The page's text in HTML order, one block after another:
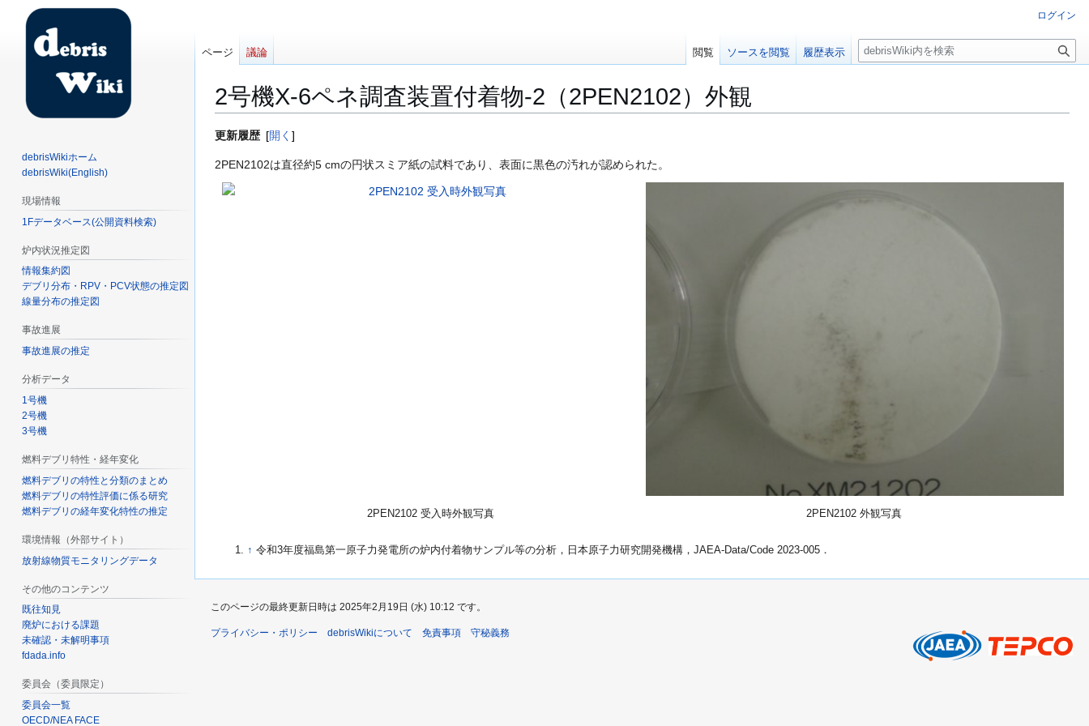
2号機X-6ペネ調査装置付着物-2（2PEN2102）外観
ナ
ゲ
ー
検
に
移
更新履歴 開く
2PEN2102は直径約5 cmの円状スミア紙の試料であり、表面に黒色の汚れが認められた。
2PEN2102 受入時外観写真 2PEN2102 外観写真
↑ 令和3年度福島第一原子力発電所の炉内付着物サンプル等の分析，日本原子力研究開発機構，JAEA-Data/Code 2023-005．
ログイン
ページ 議論 閲覧 ソースを閲覧 履歴表示
検
索
debrisWikiホーム
debrisWiki(English)
現場情報
1Fデータベース(公開資料検索)
炉内状況推定図
情報集約図
デブリ分布・RPV・PCV状態の推定図
線量分布の推定図
事故進展
事故進展の推定
分析データ
1号機
2号機
3号機
燃料デブリ特性・経年変化
燃料デブリの特性と分類のまとめ
燃料デブリの特性評価に係る研究
燃料デブリの経年変化特性の推定
環境情報（外部サイト）
放射線物質モニタリングデータ
その他のコンテンツ
既往知見
廃炉における課題
未確認・未解明事項
fdada.info
委員会（委員限定）
委員会一覧
OECD/NEA FACE
このページの最終更新日時は 2025年2月19日 (水) 10:12 です。
プライバシー・ポリシー debrisWikiについて 免責事項 守秘義務